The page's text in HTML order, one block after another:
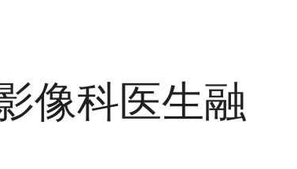
像科医生融